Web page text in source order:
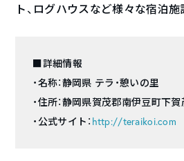
ト、ログハウスなど様々な宿泊施
■詳細情報
・名称：静岡県 テラ・憩いの里
・住所：静岡県賀茂郡南伊豆町下賀
・公式サイト： http://teraikoi.com